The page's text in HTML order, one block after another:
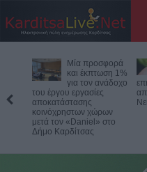
Μία προσφορά
και έκπτωση 1%
για τον ανάδοχο
του έργου εργασίες
αποκατάστασης
κοινόχρηστων χώρων
μετά τον «Daniel» στο
Δήμο Καρδίτσας